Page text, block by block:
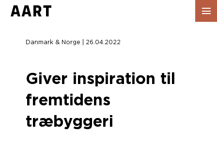
Danmark & Norge | 26.04.2022
Giver inspiration til
fremtidens
træbyggeri